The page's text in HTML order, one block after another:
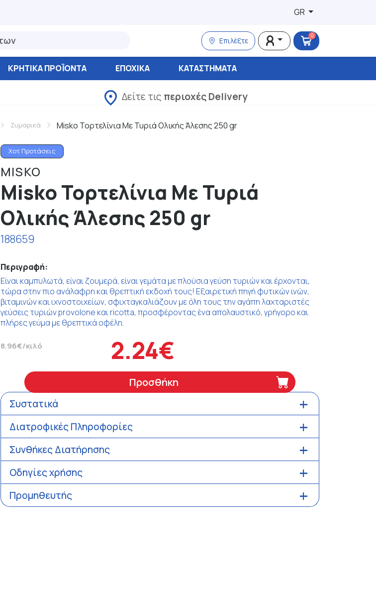
GR
Επιλέξτε
0
ΚΡΗΤΙΚΑ ΠΡΟΪΟΝΤΑ ΕΠΟΧΙΚΑ ΚΑΤΑΣΤΉΜΑΤΑ
Δείτε τις περιοχές Delivery
Ζυμαρικά Misko Τορτελίνια Με Τυριά Ολικής Άλεσης 250 gr
Χοτ Προτάσεις
MISKO
Misko Τορτελίνια Με Τυριά
Ολικής Άλεσης 250 gr
188659
Περιγραφή:
Είναι καμπυλωτά, είναι ζουμερά, είναι γεμάτα με πλούσια γεύση τυριών και έρχονται,
τώρα στην πιο ανάλαφρη και θρεπτική εκδοχή τους! Εξαιρετική πηγή φυτικών ινών,
βιταμινών και ιχνοστοιχείων, σφιχταγκαλιάζουν με όλη τους την αγάπη λαχταριστές
γεύσεις τυριών provolone και ricotta, προσφέροντας ένα απολαυστικό, γρήγορο και
πλήρες γεύμα με θρεπτικά οφέλη.
8.96€/κιλό 2.24€
Προσθήκη
Συστατικά
Διατροφικές Πληροφορίες
Συνθήκες Διατήρησης
Οδηγίες χρήσης
Προμηθευτής